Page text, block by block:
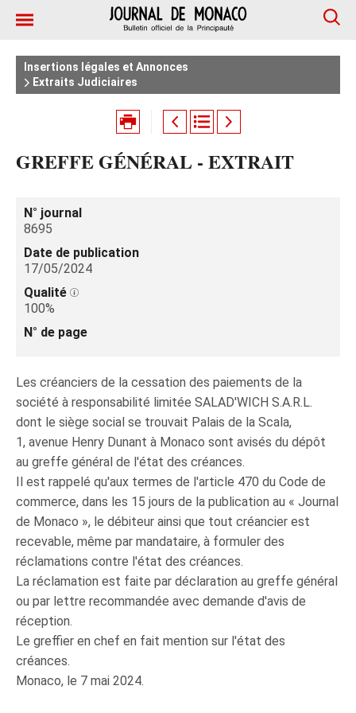
Insertions légales et Annonces
Extraits Judiciaires
GREFFE GÉNÉRAL - EXTRAIT
N° journal
8695
Date de publication
17/05/2024
Qualité
100%
N° de page
Les créanciers de la cessation des paiements de la
société à responsabilité limitée SALAD'WICH S.A.R.L.
dont le siège social se trouvait Palais de la Scala,
1, avenue Henry Dunant à Monaco sont avisés du dépôt
au greffe général de l'état des créances.
Il est rappelé qu'aux termes de l'article 470 du Code de
commerce, dans les 15 jours de la publication au « Journal
de Monaco », le débiteur ainsi que tout créancier est
recevable, même par mandataire, à formuler des
réclamations contre l'état des créances.
La réclamation est faite par déclaration au greffe général
ou par lettre recommandée avec demande d'avis de
réception.
Le greffier en chef en fait mention sur l'état des
créances.
Monaco, le 7 mai 2024.